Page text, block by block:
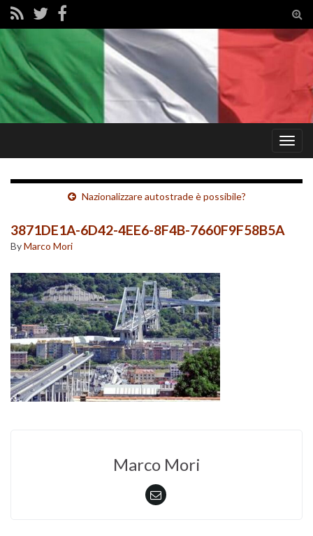
Nazionalizzare autostrade è possibile?
3871DE1A-6D42-4EE6-8F4B-7660F9F58B5A
ByMarco Mori
Marco Mori